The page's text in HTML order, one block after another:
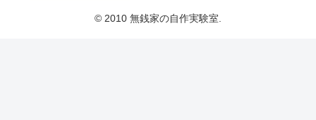
© 2010 無銭家の自作実験室.